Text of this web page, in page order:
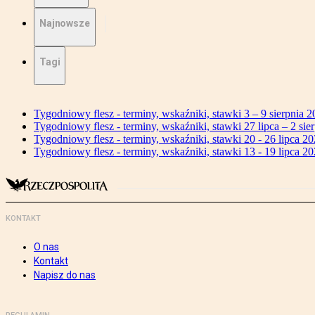
Najnowsze
Tagi
Tygodniowy flesz - terminy, wskaźniki, stawki 3 – 9 sierpnia
Tygodniowy flesz - terminy, wskaźniki, stawki 27 lipca – 2
Tygodniowy flesz - terminy, wskaźniki, stawki 20 - 26 lipca
Tygodniowy flesz - terminy, wskaźniki, stawki 13 - 19 lipca
KONTAKT
O nas
Kontakt
Napisz do nas